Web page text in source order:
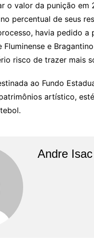
o valor da punição em
percentual de seus
havia pedido a
Fluminense e
risco de trazer mais
ao Fundo
artístico,
Andre Isac